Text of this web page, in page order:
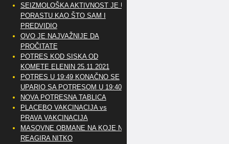
SEIZMOLOŠKA AKTIVNOST JE U
PORASTU KAO ŠTO SAM I
PREDVIDIO
OVO JE NAJVAŽNIJE DA
PROČITATE
POTRES KOD SISKA OD
KOMETE ELENIN 25.11.2021
POTRES U 19:49 KONAČNO SE
UPARIO SA POTRESOM U 19:40
NOVA POTRESNA TABLICA
PLACEBO VAKCINACIJA vs
PRAVA VAKCINACIJA
MASOVNE OBMANE NA KOJE NE
REAGIRA NITKO